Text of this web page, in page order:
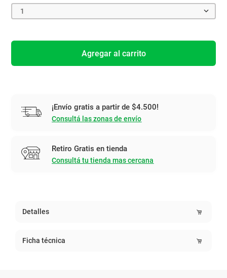
1
Agregar al carrito
¡Envío gratis a partir de $4.500!
Consultá las zonas de envío
Retiro Gratis en tienda
Consultá tu tienda mas cercana
Detalles
Ficha técnica